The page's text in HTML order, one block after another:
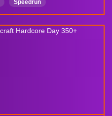
Speedrun